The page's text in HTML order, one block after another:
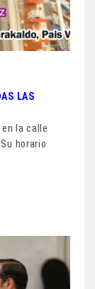
LAS
la calle
horario